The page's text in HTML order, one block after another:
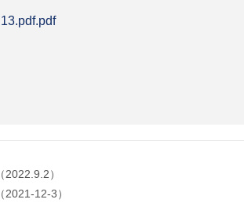
）
12-3）